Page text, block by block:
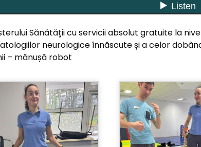
Sănătății cu servicii absolut gratuite la
neurologice înnăscute și a celor
– mănușă robot